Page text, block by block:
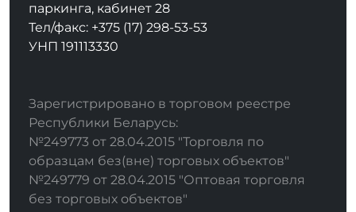
паркинга, кабинет 28
Тел/факс: +375 (17) 298-53-53
УНП 191113330
Зарегистрировано в торговом реестре
Республики Беларусь:
№249773 от 28.04.2015 "Торговля по
образцам без(вне) торговых объектов"
№249779 от 28.04.2015 "Оптовая торговля
без торговых объектов"